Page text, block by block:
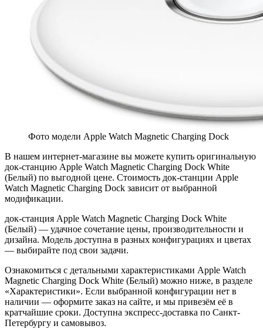
Фото модели Apple Watch Magnetic Charging Dock
В нашем интернет-магазине вы можете купить оригинальную
док-станцию Apple Watch Magnetic Charging Dock White
(Белый) по выгодной цене. Стоимость док-станции Apple
Watch Magnetic Charging Dock зависит от выбранной
модификации.
док-станция Apple Watch Magnetic Charging Dock White
(Белый) — удачное сочетание цены, производительности и
дизайна. Модель доступна в разных конфигурациях и цветах
— выбирайте под свои задачи.
Ознакомиться с детальными характеристиками Apple Watch
Magnetic Charging Dock White (Белый) можно ниже, в разделе
«Характеристики». Если выбранной конфигурации нет в
наличии — оформите заказ на сайте, и мы привезём её в
кратчайшие сроки. Доступна экспресс-доставка по Санкт-
Петербургу и самовывоз.